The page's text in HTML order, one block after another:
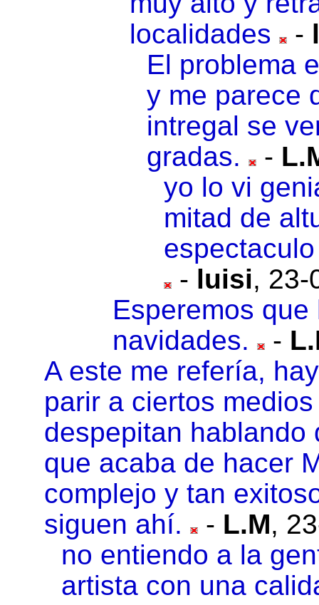
localidades
-
El problema
y me parece
intregal se
gradas.
-
yo lo vi
mitad de
- luisi, 23-
Esperemos
navidades.
-
A este me refería,
parir a ciertos
despepitan hablando
que acaba de hacer
complejo y tan
siguen ahí.
- L.M,
no entiendo a la
artista con una